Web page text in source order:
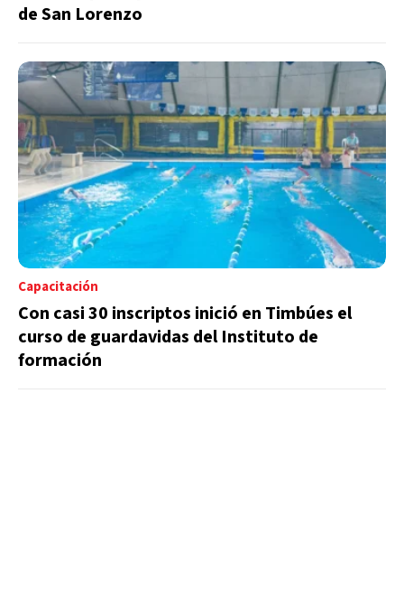
de San Lorenzo
Capacitación
Con casi 30 inscriptos inició en Timbúes el
curso de guardavidas del Instituto de
formación